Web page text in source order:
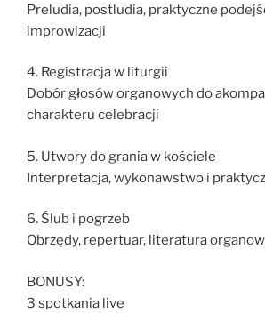
Preludia, postludia, praktyczne
improwizacji
4. Registracja w liturgii
Dobór głosów organowych do
charakteru celebracji
5. Utwory do grania w kościele
Interpretacja, wykonawstwo i
6. Ślub i pogrzeb
Obrzędy, repertuar, literatura
BONUSY:
3 spotkania live